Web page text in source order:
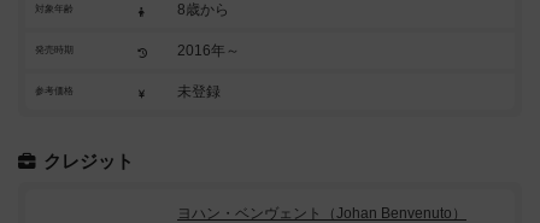
対象年齢 8歳から
発売時期 2016年～
参考価格 未登録
クレジット
ヨハン・ベンヴェント（Johan Benvenuto）